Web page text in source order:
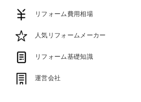
リフォーム費用相場
人気リフォームメーカー
リフォーム基礎知識
運営会社